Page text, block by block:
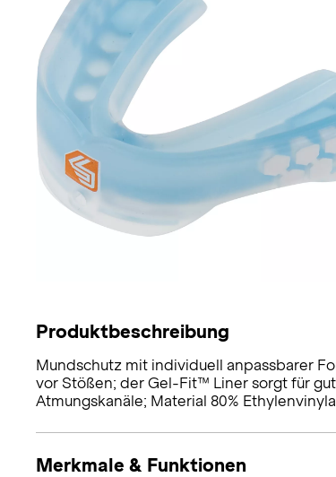
Produktbeschreibung
Mundschutz mit individuell anpassbarer
vor Stößen; der Gel-Fit™ Liner sorgt für
Atmungskanäle; Material 80%
Merkmale & Funktionen